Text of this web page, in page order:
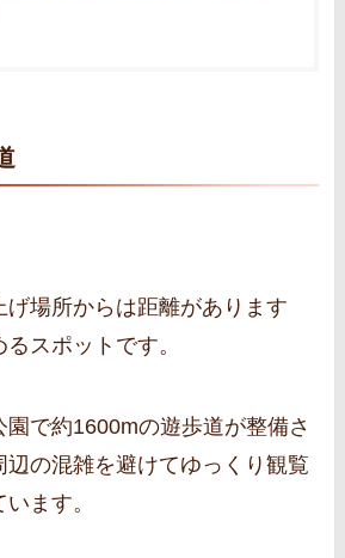
げ場所からは距離があります
スポットです。
で約1600mの遊歩道が整備さ
辺の混雑を避けてゆっくり観覧
ます。